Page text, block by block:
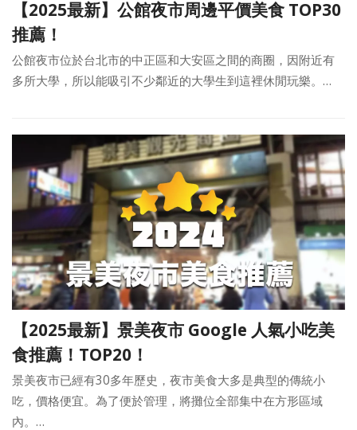
【2025最新】公館夜市周邊平價美食 TOP30
推薦！
公館夜市位於台北市的中正區和大安區之間的商圈，因附近有
多所大學，所以能吸引不少鄰近的大學生到這裡休閒玩樂。…
【2025最新】景美夜市 Google 人氣小吃美
食推薦！TOP20！
景美夜市已經有30多年歷史，夜市美食大多是典型的傳統小
吃，價格便宜。為了便於管理，將攤位全部集中在方形區域
內。…